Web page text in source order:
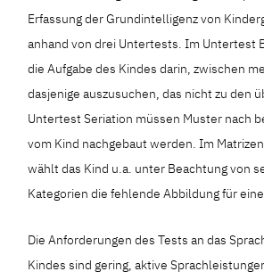
Erfassung der Grundintelligenz von
anhand von drei Untertests. Im Untertest
die Aufgabe des Kindes darin, zwischen
dasjenige auszusuchen, das nicht zu den
Untertest Seriation müssen Muster nach
vom Kind nachgebaut werden. Im
wählt das Kind u.a. unter Beachtung von
Kategorien die fehlende Abbildung für
Die Anforderungen des Tests an das
Kindes sind gering, aktive